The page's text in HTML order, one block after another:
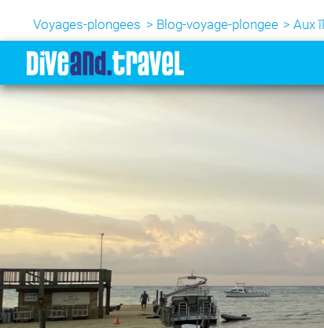
Voyages-plongees Blog-voyage-plongee Aux